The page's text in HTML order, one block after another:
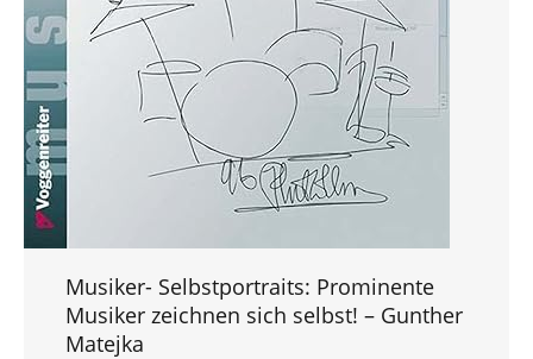
Musiker- Selbstportraits: Prominente
Musiker zeichnen sich selbst! – Gunther
Matejka